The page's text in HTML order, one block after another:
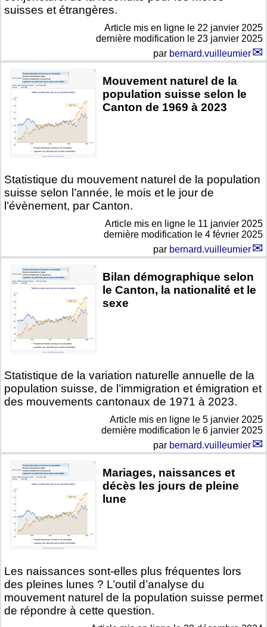
suisses et étrangères.
Article mis en ligne le 22 janvier 2025
dernière modification le 23 janvier 2025
par bernard.vuilleumier
Mouvement naturel de la
population suisse selon le
Canton de 1969 à 2023
Statistique du mouvement naturel de la population
suisse selon l’année, le mois et le jour de
l’évènement, par Canton.
Article mis en ligne le 11 janvier 2025
dernière modification le 4 février 2025
par bernard.vuilleumier
Bilan démographique selon
le Canton, la nationalité et le
sexe
Statistique de la variation naturelle annuelle de la
population suisse, de l’immigration et émigration et
des mouvements cantonaux de 1971 à 2023.
Article mis en ligne le 5 janvier 2025
dernière modification le 6 janvier 2025
par bernard.vuilleumier
Mariages, naissances et
décès les jours de pleine
lune
Les naissances sont-elles plus fréquentes lors
des pleines lunes ? L’outil d’analyse du
mouvement naturel de la population suisse permet
de répondre à cette question.